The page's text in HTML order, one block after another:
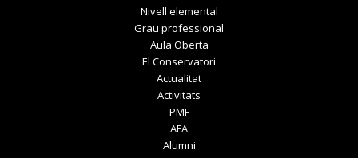
Nivell elemental
Grau professional
Aula Oberta
El Conservatori
Actualitat
Activitats
PMF
AFA
Alumni